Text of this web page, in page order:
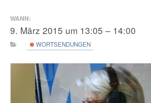
WANN:
9. März 2015 um 13:05 – 14:00
WORTSENDUNGEN